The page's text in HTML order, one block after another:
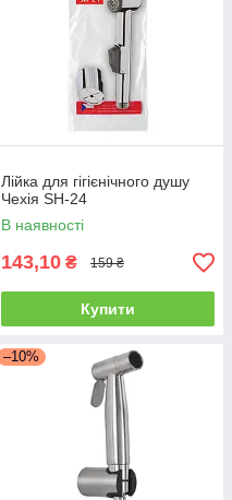
Лійка для гігієнічного душу
Чехія SH-24
В наявності
143,10 ₴ 159 ₴
Купити
–10%